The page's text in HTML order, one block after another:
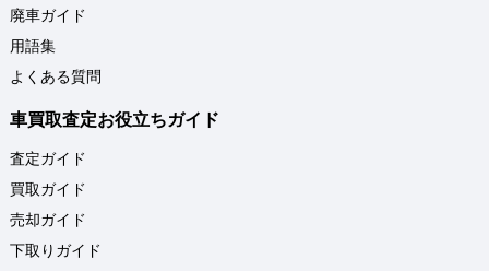
廃車ガイド
用語集
よくある質問
車買取査定お役立ちガイド
査定ガイド
買取ガイド
売却ガイド
下取りガイド